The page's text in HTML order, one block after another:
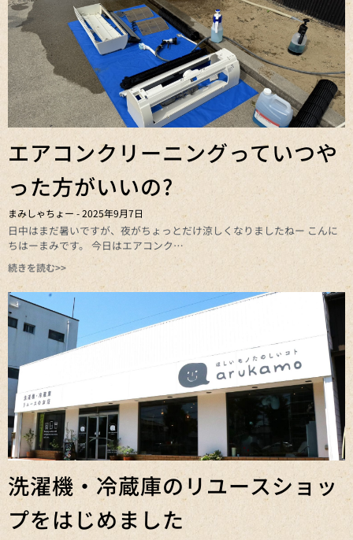
エアコンクリーニングっていつや
った方がいいの?
まみしゃちょー 2025年9月7日
日中はまだ暑いですが、夜がちょっとだけ涼しくなりましたねー こんに
ちはーまみです。 今日はエアコンク
続きを読む>>
洗濯機・冷蔵庫のリユースショッ
プをはじめました